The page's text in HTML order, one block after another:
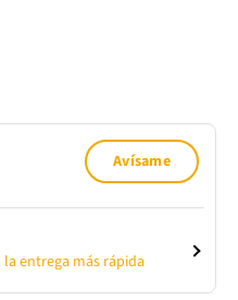
Avísame
entrega más rápida